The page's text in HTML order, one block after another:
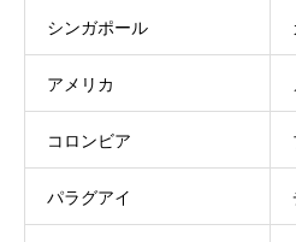
シンガポール
アメリカ
コロンビア
パラグアイ